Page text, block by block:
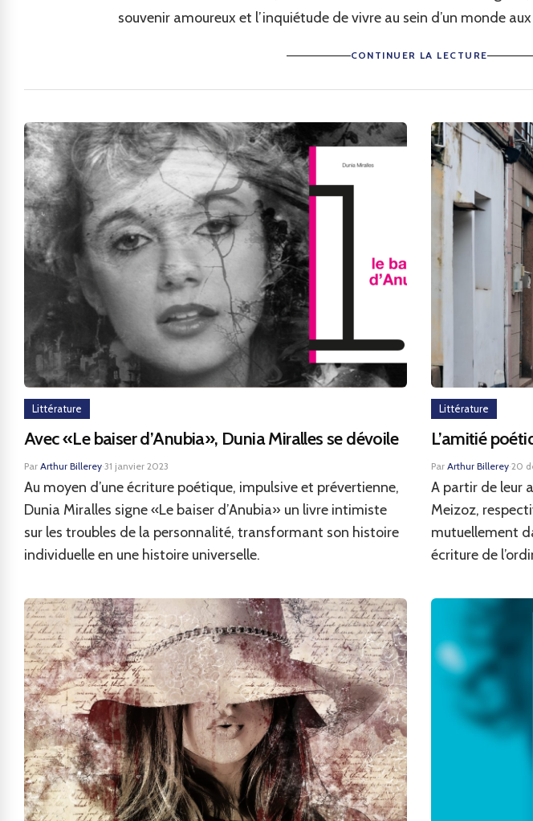
souvenir amoureux et l’inquiétude de vivre au sein d’un monde
CONTINUER LA LECTURE
Littérature
Avec «Le baiser d’Anubia», Dunia Miralles se dévoile
Par Arthur Billerey·31 janvier 2023
Au moyen d’une écriture poétique, impulsive et prévertienne,
Dunia Miralles signe «Le baiser d’Anubia» un livre intimiste
sur les troubles de la personnalité, transformant son histoire
individuelle en une histoire universelle.
Littérature
L’amitié
Par Arthur Billerey·20
A partir de leur
Meizoz,
mutuellement
écriture de